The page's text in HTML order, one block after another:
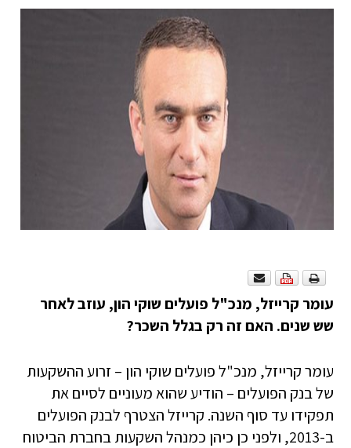
עומר קרייזל, מנכ"ל פועלים שוקי הון, עוזב לאחר
שש שנים. האם זה רק בגלל השכר?
עומר קרייזל, מנכ"ל פועלים שוקי הון – זרוע ההשקעות
של בנק הפועלים – הודיע שהוא מעוניים לסיים את
תפקידו עד סוף השנה. קרייזל הצטרף לבנק הפועלים
ב-2013, ולפני כן כיהן כמנהל השקעות בחברת הביטוח